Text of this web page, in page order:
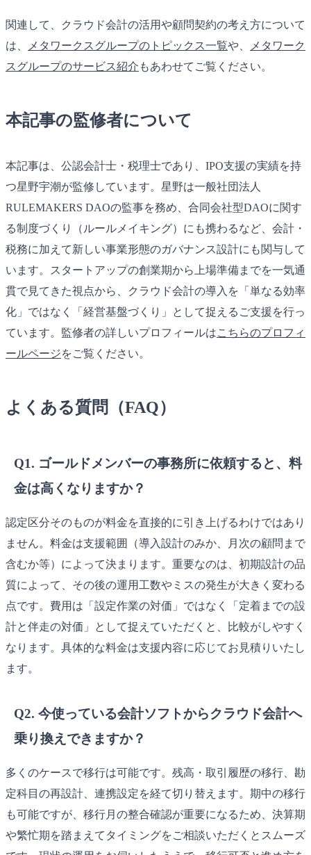
関連して、クラウド会計の活用や顧問契約の考え方について
は、
メタワークスグループのトピックス一覧や、
メタワーク
スグループのサービス紹介 もあわせてご覧ください。
本記事の監修者について
本記事は、公認会計士・税理士であり、IPO支援の実績を持
つ星野宇潮が監修しています。星野は一般社団法人
RULEMAKERS DAOの監事を務め、合同会社型DAOに関す
る制度づくり（ルールメイキング）にも携わるなど、会計・
税務に加えて新しい事業形態のガバナンス設計にも関与して
います。スタートアップの創業期から上場準備までを一気通
貫で見てきた視点から、クラウド会計の導入を「単なる効率
化」ではなく「経営基盤づくり」として捉えるご支援を行っ
ています。監修者の詳しいプロフィールはこちらのプロフィ
ールページをご覧ください。
よくある質問（FAQ）
Q1. ゴールドメンバーの事務所に依頼すると、料
金は高くなりますか？
認定区分そのものが料金を直接的に引き上げるわけではあり
ません。料金は支援範囲（導入設計のみか、月次の顧問まで
含むか等）によって決まります。重要なのは、初期設計の品
質によって、その後の運用工数やミスの発生が大きく変わる
点です。費用は「設定作業の対価」ではなく「定着までの設
計と伴走の対価」として捉えていただくと、比較がしやすく
なります。具体的な料金は支援内容に応じてお見積りいたし
ます。
Q2. 今使っている会計ソフトからクラウド会計へ
乗り換えできますか？
多くのケースで移行は可能です。残高・取引履歴の移行、勘
定科目の再設計、連携設定を経て切り替えます。期中の移行
も可能ですが、移行月の整合確認が重要になるため、決算期
や繁忙期を踏まえてタイミングをご相談いただくとスムーズ